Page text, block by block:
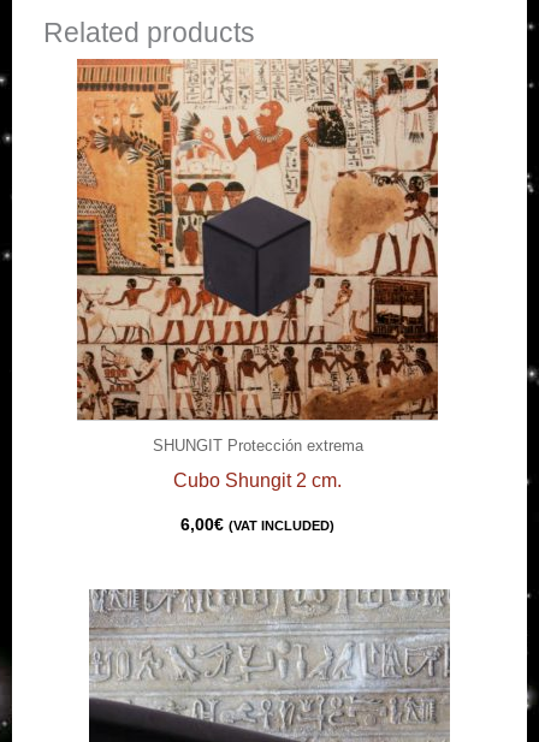
Related products
SHUNGIT Protección extrema
Cubo Shungit 2 cm.
6,00€ (VAT INCLUDED)